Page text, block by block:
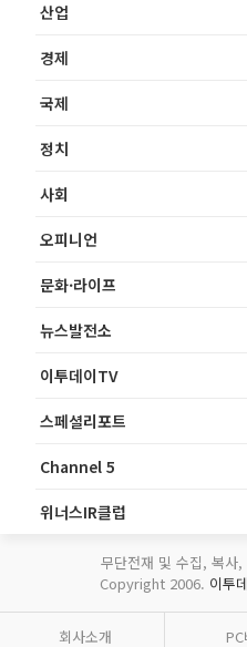
산업
경제
국제
정치
사회
오피니언
문화·라이프
뉴스발전소
이투데이TV
스페셜리포트
Channel 5
위너스IR클럽
무단전재 및 수집, 복사
Copyright 2006. 이투
회사소개